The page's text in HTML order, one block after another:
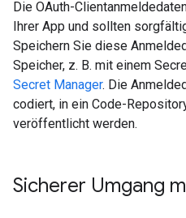
Die OAuth-
Ihrer App und sollten
Speichern Sie diese
Speicher, z. B. mit einem
Secret Manager. Die
codiert, in ein Code-
veröffentlicht werden.
Sicherer Umgang